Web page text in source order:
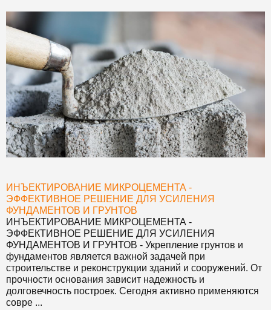
ИНЪЕКТИРОВАНИЕ МИКРОЦЕМЕНТА -
ЭФФЕКТИВНОЕ РЕШЕНИЕ ДЛЯ УСИЛЕНИЯ
ФУНДАМЕНТОВ И ГРУНТОВ
ИНЪЕКТИРОВАНИЕ МИКРОЦЕМЕНТА -
ЭФФЕКТИВНОЕ РЕШЕНИЕ ДЛЯ УСИЛЕНИЯ
ФУНДАМЕНТОВ И ГРУНТОВ - Укрепление грунтов и
фундаментов является важной задачей при
строительстве и реконструкции зданий и сооружений. От
прочности основания зависит надежность и
долговечность построек. Сегодня активно применяются
совре ...